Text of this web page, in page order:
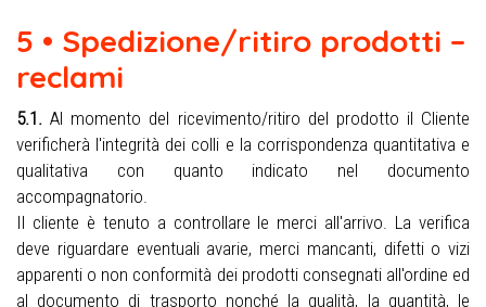
5 • Spedizione/ritiro prodotti –
reclami
5.1. Al momento del ricevimento/ritiro del prodotto il Cliente
verificherà l'integrità dei colli e la corrispondenza quantitativa e
qualitativa con quanto indicato nel documento
accompagnatorio.
Il cliente è tenuto a controllare le merci all'arrivo. La verifica
deve riguardare eventuali avarie, merci mancanti, difetti o vizi
apparenti o non conformità dei prodotti consegnati all'ordine ed
al documento di trasporto nonché la qualità, la quantità, le